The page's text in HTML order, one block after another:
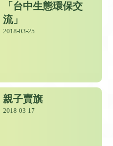
「台中生態環保交
流」
2018-03-25
親子賣旗
2018-03-17